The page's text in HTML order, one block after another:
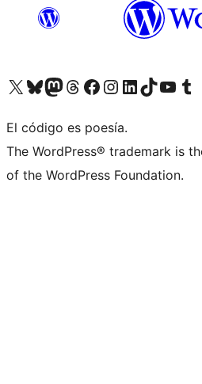
Visitá nuestra cuenta de X (anteriormente Twitter)
Visitá nuestra cuenta de Bluesky
Visitá nuestra cuenta de Mastodon
Visitá nuestra cuenta de Threads
Visitá nuestra página de Facebook
Visitá nuestra cuenta de Instagram
Visitá nuestra cuenta de LinkedIn
Visitá nuestra cuenta de TikTok
Visitá nuestroVisitá
El código es poesía.
The WordPress® trademark is
of the WordPress Foundation.